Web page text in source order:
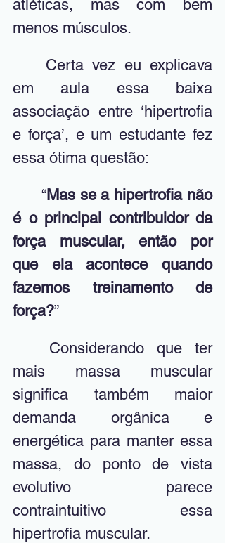
atléticas, mas com bem
menos músculos.
em aula essa baixa
associação entre ‘hipertrofia
e força’, e um estudante fez
essa ótima questão:
	“
Mas se a hipertrofia não
é o principal contribuidor da
força muscular, então por
que ela acontece quando
fazemos treinamento de
força?”
mais massa muscular
significa também maior
demanda orgânica e
energética para manter essa
massa, do ponto de vista
evolutivo parece
contraintuitivo essa
hipertrofia muscular.